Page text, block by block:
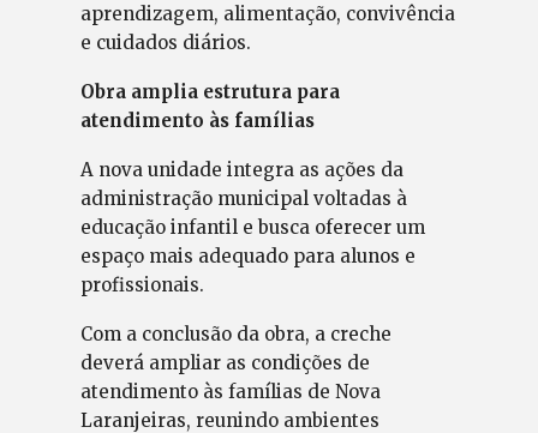
aprendizagem, alimentação, convivência
e cuidados diários.
Obra amplia estrutura para
atendimento às famílias
A nova unidade integra as ações da
administração municipal voltadas à
educação infantil e busca oferecer um
espaço mais adequado para alunos e
profissionais.
Com a conclusão da obra, a creche
deverá ampliar as condições de
atendimento às famílias de Nova
Laranjeiras, reunindo ambientes